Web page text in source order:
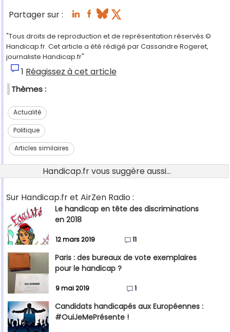
Partager sur :
"Tous droits de reproduction et de représentation réservés.©
Handicap.fr. Cet article a été rédigé par Cassandre Rogeret,
journaliste Handicap.fr"
1 Réagissez à cet article
Thèmes :
Actualité
Politique
Articles similaires
Handicap.fr vous suggère aussi...
Sur Handicap.fr et AirZen Radio :
Le handicap en tête des discriminations
en 2018
12 mars 2019 11
Paris : des bureaux de vote exemplaires
pour le handicap ?
9 mai 2019 1
Candidats handicapés aux Européennes :
#OuiJeMePrésente !